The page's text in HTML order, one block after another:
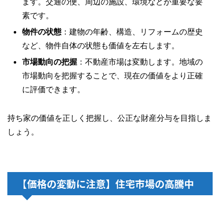
素です。
物件の状態 ：建物の年齢、構造、リフォームの歴史
など、物件自体の状態も価値を左右します。
市場動向の把握 ：不動産市場は変動します。地域の
市場動向を把握することで、現在の価値をより正確
に評価できます。
持ち家の価値を正しく把握し、公正な財産分与を目指しま
しょう。
【価格の変動に注意】住宅市場の高騰中